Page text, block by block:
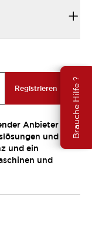
Brauche Hilfe ?
Registrieren
Anbieter
und
und ein
und